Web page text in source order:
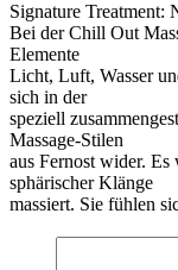
Signature Treatment:
Bei der Chill Out
Elemente
Licht, Luft, Wasser
sich in der
speziell
Massage-Stilen
aus Fernost wider.
sphärischer Klänge
massiert. Sie fühlen